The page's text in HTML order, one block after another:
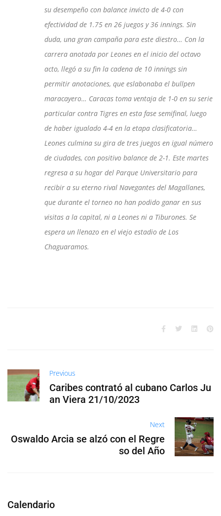
su desempeño con balance invicto de 4-0 con
efectividad de 1.75 en 26 juegos y 36 innings. Sin
duda, una gran campaña para este diestro… Con la
carrera anotada por Leones en el inicio del octavo
acto, llegó a su fin la cadena de 10 innings sin
permitir anotaciones, que eslabonaba el bullpen
maracayero… Caracas toma ventaja de 1-0 en su serie
particular contra Tigres en esta fase semifinal, luego
de haber igualado 4-4 en la etapa clasificatoria…
Leones culmina su gira de tres juegos en igual número
de ciudades, con positivo balance de 2-1. Este martes
regresa a su hogar del Parque Universitario para
recibir a su eterno rival Navegantes del Magallanes,
que durante el torneo no han podido ganar en sus
visitas a la capital, ni a Leones ni a Tiburones. Se
espera un llenazo en el viejo estadio de Los
Chaguaramos.
Previous
Caribes contrató al cubano Carlos Ju
an Viera 21/10/2023
Next
Oswaldo Arcia se alzó con el Regre
so del Año
Calendario